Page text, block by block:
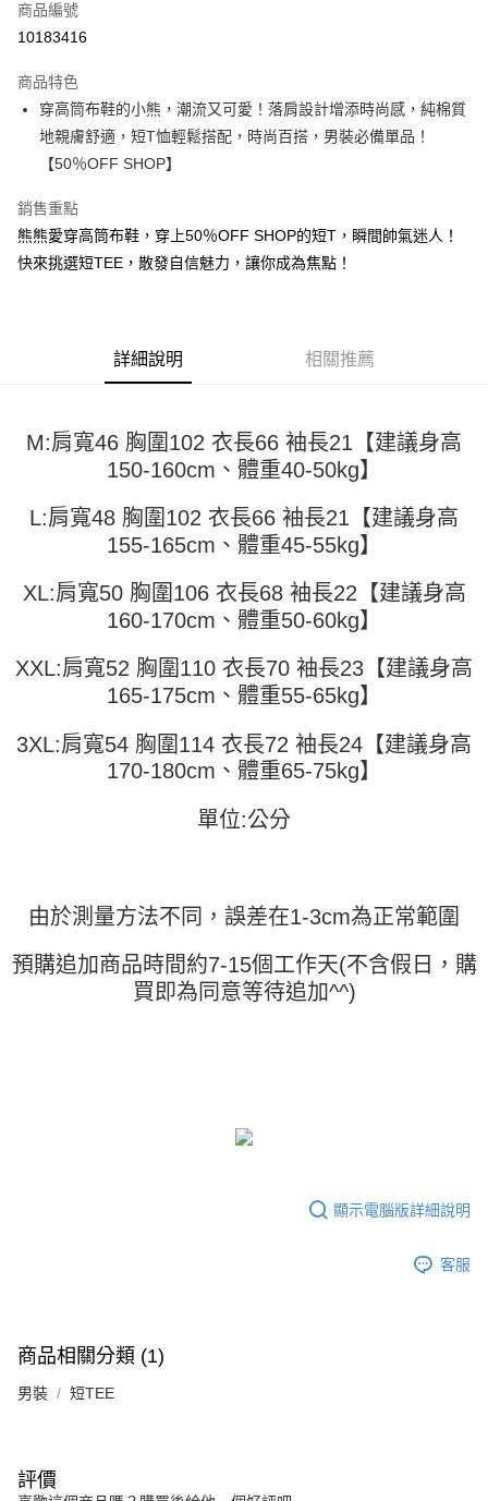
超商取貨付款
Apple Pay
街口支付
Google Pay
全盈+PAY
【大哥付你分期使用說明】
成交易。
3.實際核准額度、可分期數及費用金額請依後續交易確認頁面所載為準。
4.訂單成立30分鐘內，如未前往確認交易或遇審核未通過，訂單將自動取
法說明評估內容。
1.分期款項不併入電信帳單，「大哥付你分期」於每月結算日後寄送繳費提
2.透過簡訊連結打開帳單後，可選擇「超商條碼／台灣大直營門市／銀行轉
帳／街口支付／iPASS MONEY」等通路繳費。
1.本服務係由「台灣大哥大股份有限公司」（以下簡稱本公司）所提供，讓
用戶於交易時，得透過本服務購買商品或服務，並由商店將買賣／分期付款
買賣價金債權讓與本公司後，依約使用本公司帳單繳交帳款。
2.基於同意付款使用「大哥付你分期」之契約關係目的，商店將以您的個人
資料（包含姓名、電話或地址）提供予台灣大哥大進項蒐集、處理及利用，
由本公司與您本人進行分期帳單所需資料之確認、核對及更正。
AFTEE先享後付
AFTEE先享後付是「在收到商品之後才付款」的支付方式。 讓您購物簡單
１．簡單：不需註冊會員、不需綁卡、不需儲值。
２．便利：只要手機號碼，簡訊認證，即可結帳。
３．安心：先確認商品／服務後，再付款。
１．於結帳方式選擇「AFTEE先享後付」後，將跳轉至「AFTEE先享後付」
結帳頁面，進行簡訊認證並確認金額後，即可完成結帳。
２．訂單成立數日內，您將收到繳費通知簡訊。
ATM／網路銀行／等多元方式進行付款，方視為交易完成。
※ 請注意：結帳手續完成當下不需立刻繳費，但若您需要取消訂單，請聯絡
購買商品的店家。未經商家同意取消之訂單仍視為有效，需透過AFTEE先享
※ 交易是否成功請以「AFTEE先享後付 」之結帳頁面顯示為準，若有關於
是否繳費成功／繳費後需取消欲退款等相關疑問，請聯繫「AFTEE先享後付
客戶支援中心」https://netprotections.freshdesk.com/support/home
https://aftee.tw/terms/#terms3
「AFTEE先享後付」，若未經同意申辦者引起之損失，本公司不負相關責
任。
４．使用「AFTEE先享後付」時，將依據個別帳號之用戶狀況，依本公司即
ATM付款
全家取貨付款
付款 後全家取貨
7-11取貨付款
每筆NT$45，滿NT$499(含以上)免運費
付款 後7-11取貨
每筆NT$45，滿NT$499(含以上)免運費
商品編號
10183416
商品特色
穿高筒布鞋的小熊，潮流又可愛！落肩設計增添時尚感，純棉質
地親膚舒適，短T恤輕鬆搭配，時尚百搭，男裝必備單品！
【50％OFF SHOP】
銷售重點
熊熊愛穿高筒布鞋，穿上50％OFF SHOP的短T，瞬間帥氣迷人！
快來挑選短TEE，散發自信魅力，讓你成為焦點！
詳細說明 相關推薦
M:肩寬46 胸圍102 衣長66 袖長21【建議身高
150-160cm、體重40-50kg】
L:肩寬48 胸圍102 衣長66 袖長21【建議身高
155-165cm、體重45-55kg】
XL:肩寬50 胸圍106 衣長68 袖長22【建議身高
160-170cm、體重50-60kg】
XXL:肩寬52 胸圍110 衣長70 袖長23【建議身高
165-175cm、體重55-65kg】
3XL:肩寬54 胸圍114 衣長72 袖長24【建議身高
170-180cm、體重65-75kg】
單位:公分
由於測量方法不同，誤差在1-3cm為正常範圍
預購追加商品時間約7-15個工作天(不含假日，購
買即為同意等待追加^^)
顯示電腦版詳細說明
客服
商品相關分類 (1)
男裝 短TEE
評價